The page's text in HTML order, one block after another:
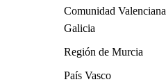
Comunidad Valenciana
Galicia
Región de Murcia
País Vasco